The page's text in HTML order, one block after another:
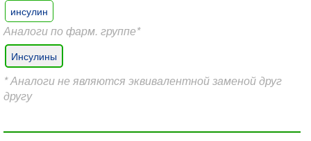
инсулин
Аналоги по фарм. группе*
Инсулины
* Аналоги не являются эквивалентной заменой друг
другу